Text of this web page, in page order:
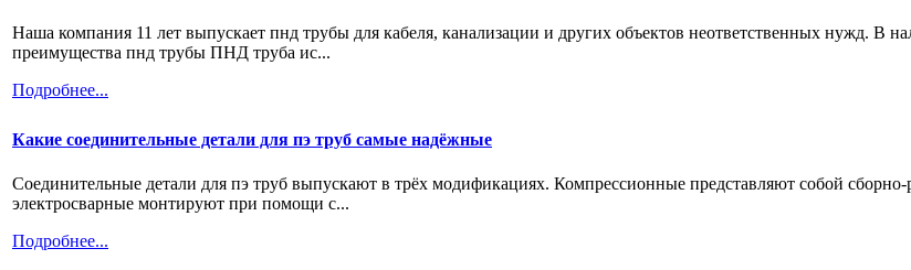
Наша компания 11 лет выпускает пнд трубы для кабеля, канализации и других объектов неответственных нужд. В
преимущества пнд трубы ПНД труба ис...
Подробнее...
Какие соединительные детали для пэ труб самые надёжные
Соединительные детали для пэ труб выпускают в трёх модификациях. Компрессионные представляют собой
электросварные монтируют при помощи с...
Подробнее...